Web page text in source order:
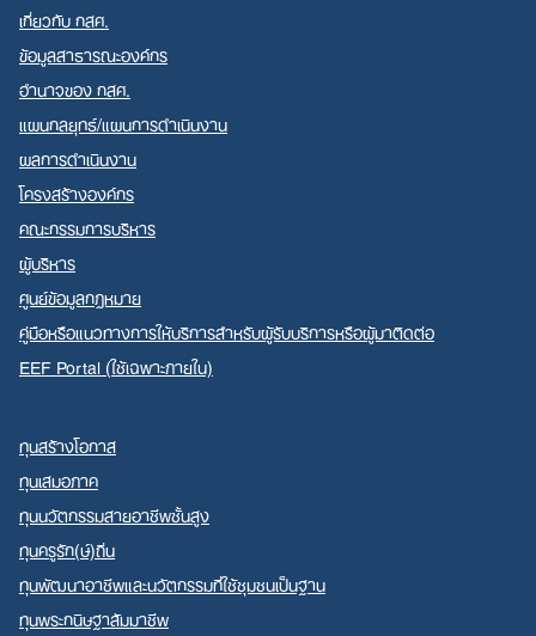
Search
for:
เกี่ยวกับ กสศ.
ข้อมูลสาธารณะองค์กร
อำนาจของ กสศ.
แผนกลยุทธ์/แผนการดำเนินงาน
ผลการดำเนินงาน
โครงสร้างองค์กร
คณะกรรมการบริหาร
ผู้บริหาร
ศูนย์ข้อมูลกฎหมาย
คู่มือหรือแนวทางการให้บริการสำหรับผู้รับบริการหรือผู้มาติดต่อ
EEF Portal (ใช้เฉพาะภายใน)
ทุนสร้างโอกาส
ทุนเสมอภาค
ทุนนวัตกรรมสายอาชีพชั้นสูง
ทุนครูรัก(ษ์)ถิ่น
ทุนพัฒนาอาชีพและนวัตกรรมที่ใช้ชุมชนเป็นฐาน
ทุนพระกนิษฐาสัมมาชีพ